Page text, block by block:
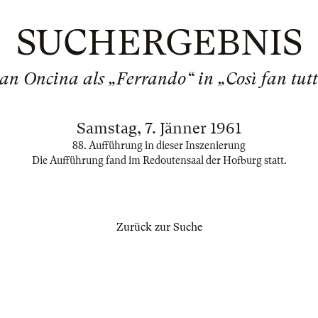
SUCHERGEBNIS
Oncina als „Ferrando“ in „Così fan
Samstag, 7. Jänner 1961
88. Aufführung in dieser Inszenierung
Die Aufführung fand im Redoutensaal der Hofburg statt.
Zurück zur Suche